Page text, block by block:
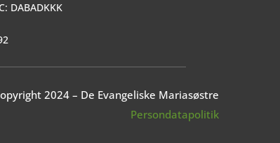
DABADKKK
2024 – De Evangeliske Mariasøstre
Persondatapolitik